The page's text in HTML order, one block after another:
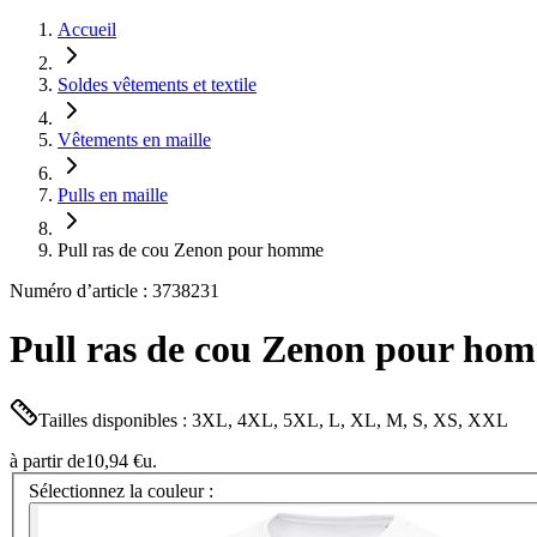
Accueil
Soldes vêtements et textile
Vêtements en maille
Pulls en maille
Pull ras de cou Zenon pour homme
Numéro d’article : 3738231
Pull ras de cou Zenon pour
Tailles disponibles : 3XL, 4XL, 5XL, L, XL, M, S, XS, XXL
à partir de10,94 €u.
Sélectionnez la couleur :